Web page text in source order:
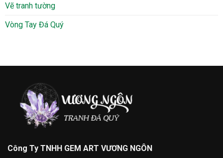
Vẽ tranh tường
Vòng Tay Đá Quý
Công Ty TNHH GEM ART VƯƠNG NGÔN